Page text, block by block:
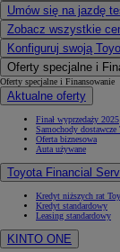
Umów się na jazdę
Zobacz wszystkie
Konfiguruj swoją
Oferty specjalne i
Oferty specjalne i Finansowanie
Aktualne oferty
Finał wyprzedaży 2025
Samochody
Oferta biznesowa
Auta używane
Toyota Financial
Kredyt niższych rat
Kredyt standardowy
Leasing standardowy
KINTO ONE